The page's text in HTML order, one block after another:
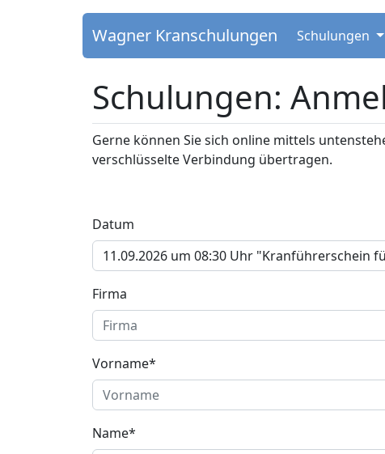
Wagner Kranschulungen Schulungen
Schulungen:
Gerne können Sie sich online mittels
verschlüsselte Verbindung übertragen.
Datum
Firma
Vorname*
Name*